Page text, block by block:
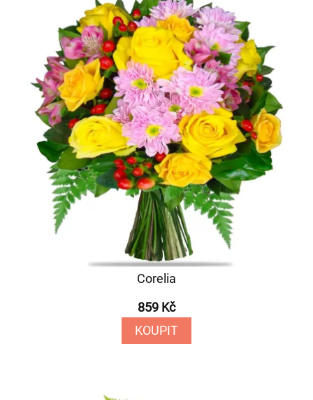
Corelia
859 Kč
KOUPIT